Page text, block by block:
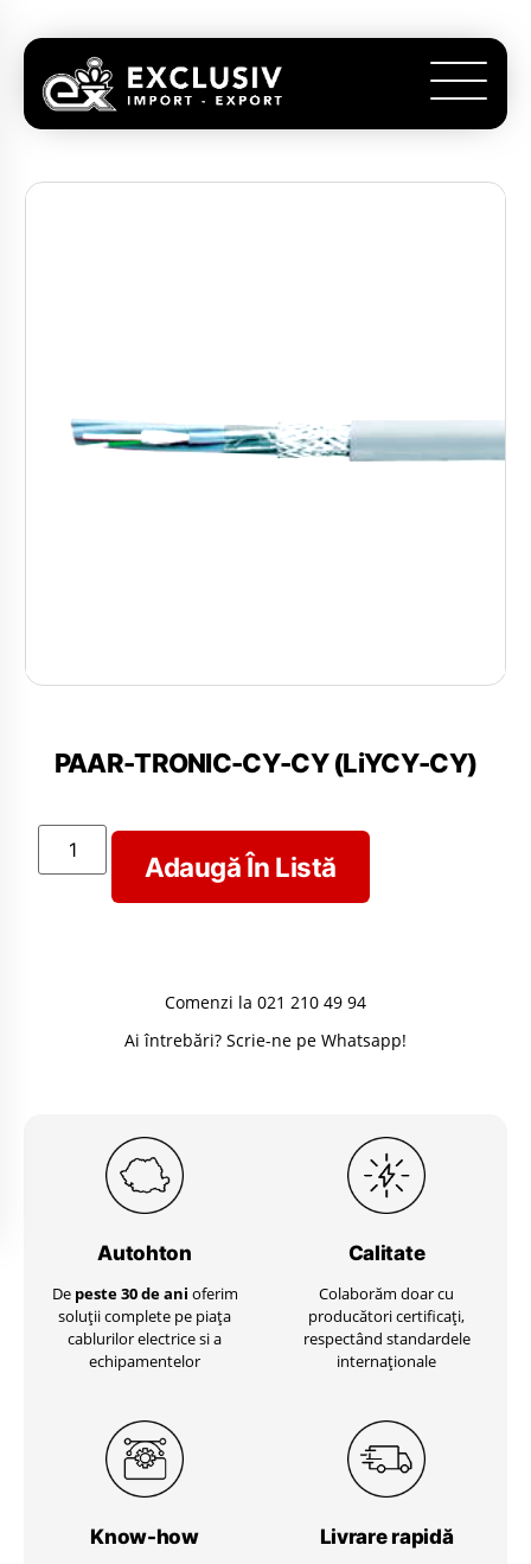
PAAR-TRONIC-CY-CY (LiYCY-CY)
Adaugă În Listă
Comenzi la 021 210 49 94
Ai întrebări? Scrie-ne pe Whatsapp!
Autohton
De peste 30 de ani oferim
soluții complete pe piața
cablurilor electrice si a
echipamentelor
Calitate
Colaborăm doar cu
producători certificați,
respectând standardele
internaționale
Know-how Livrare rapidă